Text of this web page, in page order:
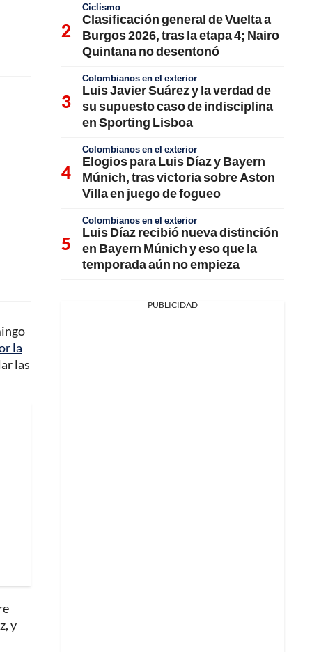
la
las
y
Ciclismo
Clasificación general de Vuelta a
Burgos 2026, tras la etapa 4; Nairo
Quintana no desentonó
Colombianos en el exterior
Luis Javier Suárez y la verdad de
su supuesto caso de indisciplina
en Sporting Lisboa
Colombianos en el exterior
Elogios para Luis Díaz y Bayern
Múnich, tras victoria sobre Aston
Villa en juego de fogueo
Colombianos en el exterior
Luis Díaz recibió nueva distinción
en Bayern Múnich y eso que la
temporada aún no empieza
PUBLICIDAD